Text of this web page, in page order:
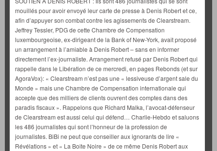
mouillés pour avoir envoyé leur carte de presse à Denis Robert et ce,
afin d’appuyer son combat contre les agissements de Clearstream.
Jeffrey Tessler, PDG de cette Chambre de Compensation
luxembourgeoise, ex-dirigeant de la Bank of New-York, avait proposé
un arrangement à l’amiable à Denis Robert – sans en informer
directement l’ex-journaliste. Arrangement refusé par Denis Robert qui
rappelle dans le Libération de ce mercredi, en pages Rebonds (et sur
AgoraVox): « Clearstream n’est pas une « lessiveuse d’argent sale du
Monde » mais une Chambre de Compensation internationale qui
accepte que des milliers de clients ouvrent des comptes dans des
paradis fiscaux ». Rappelons que Richard Malka, l’avocat-défenseur
de Clearstream est aussi celui qui défend… Charlie-Hebdo et saluons
les 486 journalistes qui sont l’honneur de la profession de
journalistes. BiBi ne peut que conseiller aux ignorants de lire «
Révélations » et « La Boite Noire » de ce même Denis Robert aux